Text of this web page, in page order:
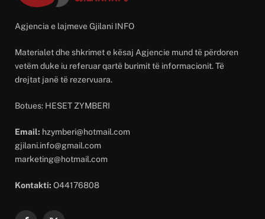
Agjencia e lajmeve Gjilani INFO
Materialet dhe shkrimet e kësaj Agjencie mund të përdoren
vetëm duke iu referuar qartë burimit të informacionit. Të
drejtat janë të rezervuara.
Botues: HESET ZYMBERI
Email: hzymberi@hotmail.com
gjilani.info@gmail.com
marketing@hotmail.com
Kontakti: O44176808